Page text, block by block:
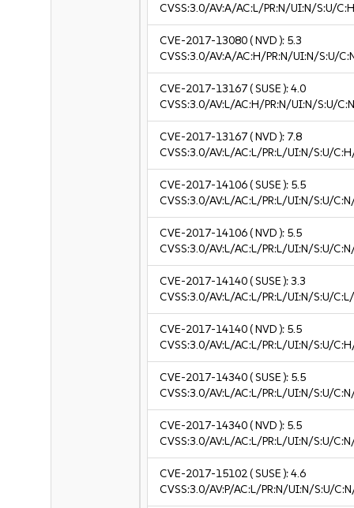
CVSS:3.0/AV:A/AC:L/PR:N/UI:N/S:U/
CVE-2017-13080( NVD ): 5.3
CVSS:3.0/AV:A/AC:H/PR:N/UI:N/S:U/
CVE-2017-13167( SUSE ):4.0
CVSS:3.0/AV:L/AC:H/PR:N/UI:N/S:U/
CVE-2017-13167( NVD ): 7.8
CVSS:3.0/AV:L/AC:L/PR:L/UI:N/S:U/
CVE-2017-14106( SUSE ): 5.5
CVSS:3.0/AV:L/AC:L/PR:L/UI:N/S:U/
CVE-2017-14106( NVD ): 5.5
CVSS:3.0/AV:L/AC:L/PR:L/UI:N/S:U/
CVE-2017-14140( SUSE ):3.3
CVSS:3.0/AV:L/AC:L/PR:L/UI:N/S:U/
CVE-2017-14140( NVD ): 5.5
CVSS:3.0/AV:L/AC:L/PR:L/UI:N/S:U/
CVE-2017-14340( SUSE ): 5.5
CVSS:3.0/AV:L/AC:L/PR:L/UI:N/S:U/
CVE-2017-14340( NVD ): 5.5
CVSS:3.0/AV:L/AC:L/PR:L/UI:N/S:U/
CVE-2017-15102( SUSE ):4.6
CVSS:3.0/AV:P/AC:L/PR:N/UI:N/S:U/